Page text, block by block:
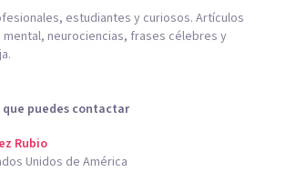
estudiantes y curiosos. Artículos
neurociencias, frases célebres y
que puedes contactar
Rubio
Unidos de América